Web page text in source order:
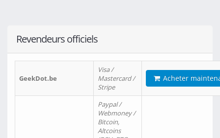
Revendeurs officiels
GeekDot.be
Visa /
Mastercard /
Stripe
Acheter
Paypal /
Webmoney /
Bitcoin,
Altcoins